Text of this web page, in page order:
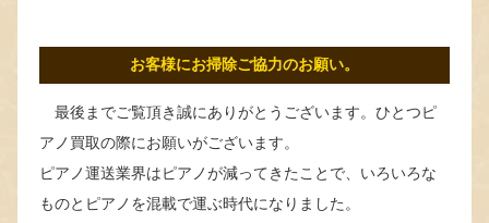
お客様にお掃除ご協力のお願い。
最後までご覧頂き誠にありがとうございます。ひとつピ
アノ買取の際にお願いがございます。
ピアノ運送業界はピアノが減ってきたことで、いろいろな
ものとピアノを混載で運ぶ時代になりました。